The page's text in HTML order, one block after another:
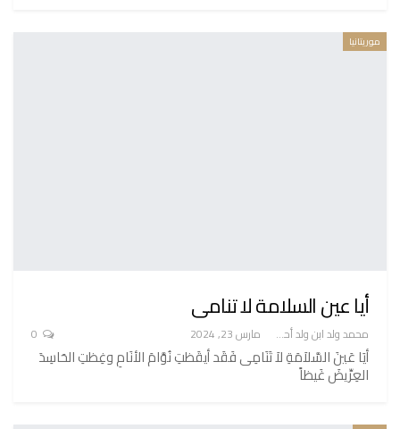
موريتانيا
أيا عين السلامة لا تنامى
محمد ولد ابن ولد أحميدا مارس 23, 2024
أيَا عَينَ السَّلاَمَةِ لاَ تَنَامِى فَقَد أيقَظتِ نُوَّامَ الأنَامِ وغِظتِ الحَاسِدَ
العِرِّيضَ غَيظاً